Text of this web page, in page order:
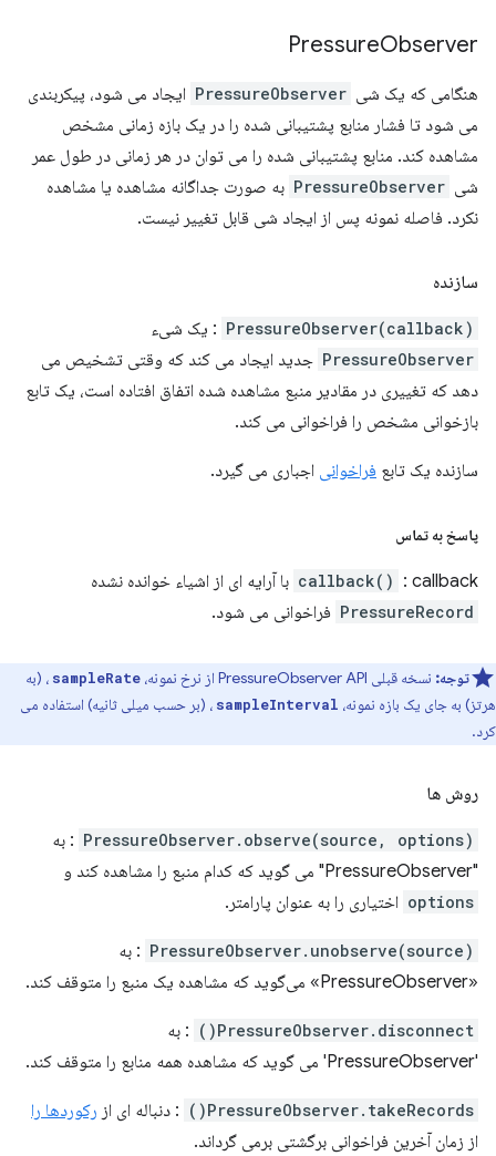
PressureObserver
هنگامی که یک شی PressureObserver ایجاد می شود، پیکربندی
می شود تا فشار منابع پشتیبانی شده را در یک بازه زمانی مشخص
مشاهده کند. منابع پشتیبانی شده را می توان در هر زمانی در طول عمر
شی PressureObserver به صورت جداگانه مشاهده یا مشاهده
نکرد. فاصله نمونه پس از ایجاد شی قابل تغییر نیست.
سازنده
PressureObserver(callback) : یک شیء
PressureObserver جدید ایجاد می کند که وقتی تشخیص می
دهد که تغییری در مقادیر منبع مشاهده شده اتفاق افتاده است، یک تابع
بازخوانی مشخص را فراخوانی می کند.
سازنده یک تابع فراخوانی اجباری می گیرد.
پاسخ به تماس
callback() : callback با آرایه ای از اشیاء خوانده نشده
PressureRecord فراخوانی می شود.
توجه: نسخه قبلی PressureObserver API از نرخ نمونه، sampleRate ، (به
هرتز) به جای یک بازه نمونه، sampleInterval ، (بر حسب میلی ثانیه) استفاده می
کرد.
روش ها
PressureObserver.observe(source, options) : به
"PressureObserver" می گوید که کدام منبع را مشاهده کند و
options اختیاری را به عنوان پارامتر.
PressureObserver.unobserve(source) : به
«PressureObserver» می‌گوید که مشاهده یک منبع را متوقف کند.
PressureObserver.disconnect()
: به
'PressureObserver' می گوید که مشاهده همه منابع را متوقف کند.
PressureObserver.takeRecords() : دنباله ای از رکوردها را
از زمان آخرین فراخوانی برگشتی برمی گرداند.